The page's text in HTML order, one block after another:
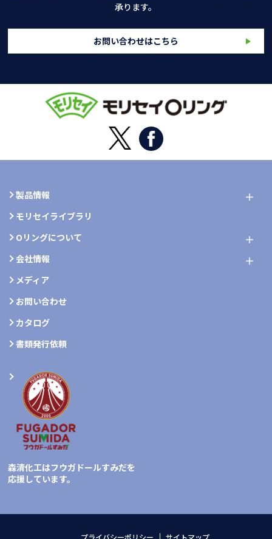
承ります。
お問い合わせはこちら
製品情報
モリセイライブラリ
Oリングについて
会社情報
メディア
お問い合わせ
カタログ
書類発行依頼
森清化工はフウガドールすみだを
応援しています。
プライバシーポリシー サイトマップ